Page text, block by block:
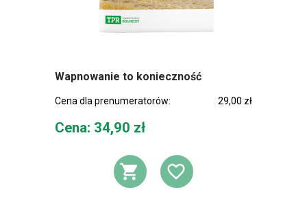
Wapnowanie to konieczność
Cena dla prenumeratorów: 29,00 zł
Cena
Cena: 34,90 zł
DODAJ DO
DODAJ DO